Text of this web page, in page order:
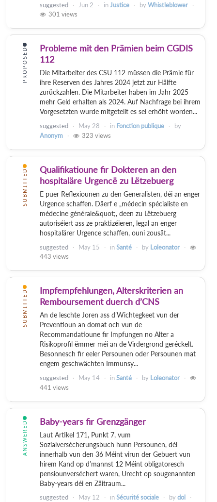
suggested Jun 2 inJustice byWhistleblower
301 views
PROPOSED
Probleme mit den Prämien beim CGDIS
112
Die Mitarbeiter des CSU 112 müssen die Prämie für
ihre Reserven des Jahres 2024 jetzt zur Hälfte
zurückzahlen. Die Mitarbeiter haben im Jahr 2025
mehr Geld erhalten als 2024. Auf Nachfrage bei ihrem
Vorgesetzten wurde mitgeteilt es sei erhöht worden...
suggested May 28 in Fonction publique
by
Anonym
323 views
SUBMITTED
Qualifikatioune fir Dokteren an den
hospitaläre Urgencë zu Lëtzebuerg
E puer Reflexiounen zu den Generalisten, déi an enger
Urgence schaffen. Däerf e „médecin spécialiste en
médecine générale&quot;, deen zu Lëtzebuerg
autoriséiert ass ze praktizéieren, legal an enger
hospitalärer Urgence schaffen, ouni zousät...
suggested May 15 inSanté by Loleonator
443 views
SUBMITTED
Impfempfehlungen, Alterskriterien an
Remboursement duerch d’CNS
An de leschte Joren ass d’Wichtegkeet vun der
Preventioun an domat och vun de
Recommandatioune fir Impfungen no Alter a
Risikoprofil ëmmer méi an de Virdergrond geréckelt.
Besonnesch fir eeler Persounen oder Persounen mat
engem geschwächten Immunsy...
suggested May 14 inSanté by Loleonator
441 views
ANSWERED Baby-years fir Grenzgänger
Laut Artikel 171, Punkt 7, vum
Sozialversécherungsbuch hunn Persounen, déi
innerhalb vun den 36 Méint virun der Gebuert vun
hirem Kand op d’mannst 12 Méint obligatoresch
pensiounverséchert waren, Urecht op sougenannten
Baby-years déi en Zäitraum...
suggested May 12 inSécurité sociale bydol